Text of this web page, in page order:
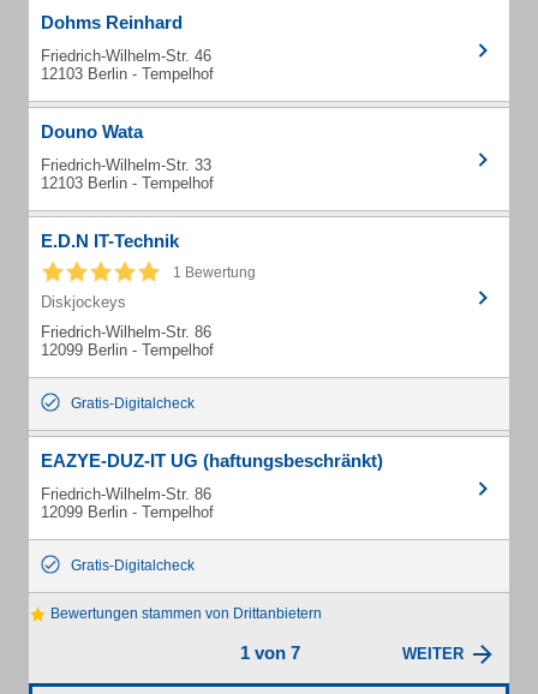
Dohms Reinhard
Friedrich-Wilhelm-Str. 46
12103 Berlin - Tempelhof
Douno Wata
Friedrich-Wilhelm-Str. 33
12103 Berlin - Tempelhof
E.D.N IT-Technik
1 Bewertung
Diskjockeys
Friedrich-Wilhelm-Str. 86
12099 Berlin - Tempelhof
Gratis-Digitalcheck
EAZYE-DUZ-IT UG (haftungsbeschränkt)
Friedrich-Wilhelm-Str. 86
12099 Berlin - Tempelhof
Gratis-Digitalcheck
Bewertungen stammen von Drittanbietern
1 von 7 WEITER